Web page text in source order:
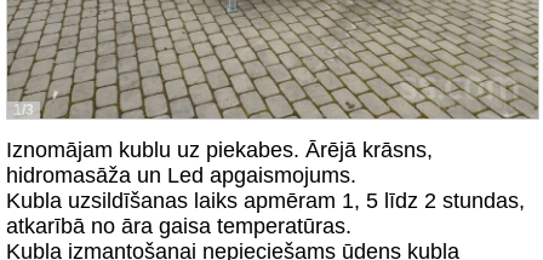
1/3
Iznomājam kublu uz piekabes. Ārējā krāsns,
hidromasāža un Led apgaismojums.
Kubla uzsildīšanas laiks apmēram 1, 5 līdz 2 stundas,
atkarībā no āra gaisa temperatūras.
Kubla izmantošanai nepieciešams ūdens kubla